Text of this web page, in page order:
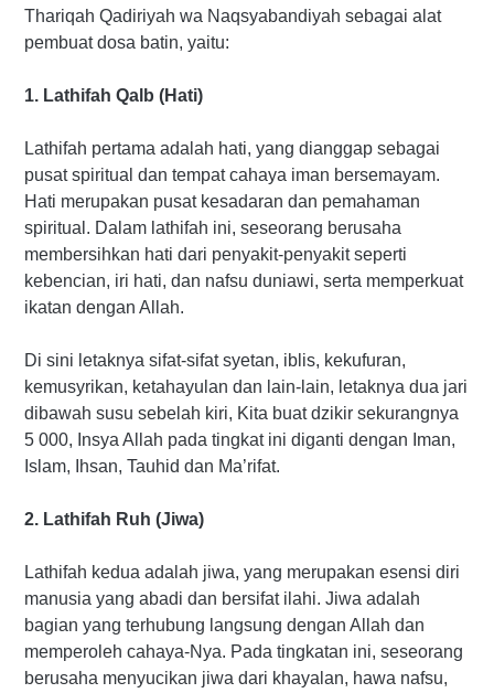
Thariqah Qadiriyah wa Naqsyabandiyah sebagai alat
pembuat dosa batin, yaitu:
1. Lathifah Qalb (Hati)
Lathifah pertama adalah hati, yang dianggap sebagai
pusat spiritual dan tempat cahaya iman bersemayam.
Hati merupakan pusat kesadaran dan pemahaman
spiritual. Dalam lathifah ini, seseorang berusaha
membersihkan hati dari penyakit-penyakit seperti
kebencian, iri hati, dan nafsu duniawi, serta memperkuat
ikatan dengan Allah.
Di sini letaknya sifat-sifat syetan, iblis, kekufuran,
kemusyrikan, ketahayulan dan lain-lain, letaknya dua jari
dibawah susu sebelah kiri, Kita buat dzikir sekurangnya
5 000, Insya Allah pada tingkat ini diganti dengan Iman,
Islam, Ihsan, Tauhid dan Ma’rifat.
2. Lathifah Ruh (Jiwa)
Lathifah kedua adalah jiwa, yang merupakan esensi diri
manusia yang abadi dan bersifat ilahi. Jiwa adalah
bagian yang terhubung langsung dengan Allah dan
memperoleh cahaya-Nya. Pada tingkatan ini, seseorang
berusaha menyucikan jiwa dari khayalan, hawa nafsu,